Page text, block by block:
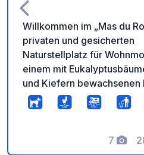
Willkommen im „Mas du
privaten und gesicherten
Naturstellplatz für
einem mit
und Kiefern bewachsenen
kontaktieren Sie uns vor
um die Verfügbarkeit zu
Radwegen und 100 Hektar
7
Fotos